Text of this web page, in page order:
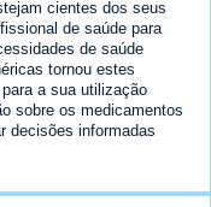
cientes dos seus
de saúde para
de saúde
tornou estes
a sua utilização
sobre os medicamentos
decisões informadas